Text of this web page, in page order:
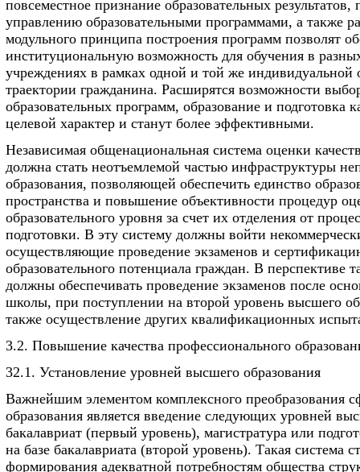
повсеместное признание образовательных результатов,
управлению образовательными программами, а также
модульного принципа построения программ позволят
институциональную возможность для обучения в
учреждениях в рамках одной и той же индивидуальной
траектории гражданина. Расширятся возможности
образовательных программ, образование и подготовка
целевой характер и станут более эффективными.
Независимая общенациональная система оценки
должна стать неотъемлемой частью инфраструктуры
образования, позволяющей обеспечить единство
пространства и повышение объективности процедур
образовательного уровня за счет их отделения от
подготовки. В эту систему должны войти
осуществляющие проведение экзаменов и
образовательного потенциала граждан. В перспективе
должны обеспечивать проведение экзаменов после
школы, при поступлении на второй уровень высшего
также осуществление других квалификационных
3.2. Повышение качества профессионального
32.1. Установление уровней высшего образования
Важнейшим элементом комплексного преобразования
образования является введение следующих уровней
бакалавриат (первый уровень), магистратура или
на базе бакалавриата (второй уровень). Такая система
формирования адекватной потребностям общества